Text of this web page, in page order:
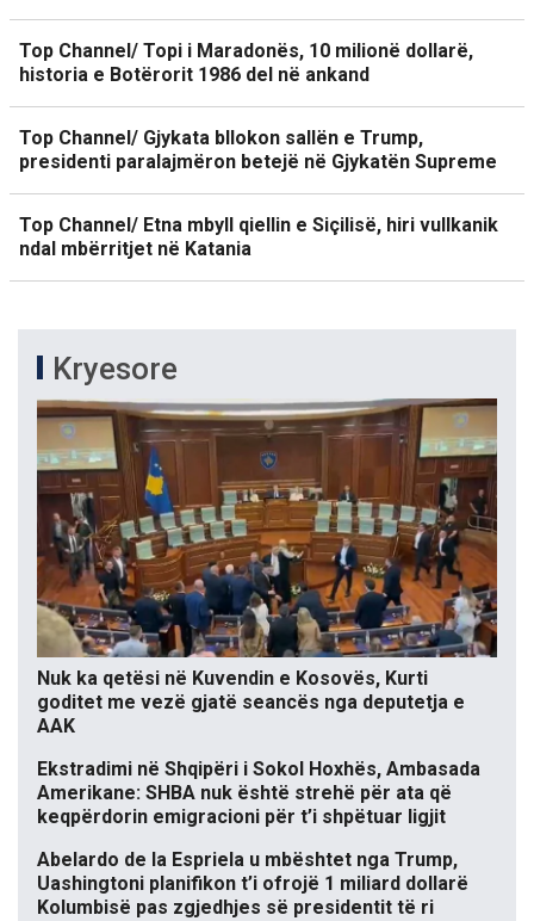
Top Channel/ Topi i Maradonës, 10 milionë dollarë,
historia e Botërorit 1986 del në ankand
Top Channel/ Gjykata bllokon sallën e Trump,
presidenti paralajmëron betejë në Gjykatën Supreme
Top Channel/ Etna mbyll qiellin e Siçilisë, hiri vullkanik
ndal mbërritjet në Katania
Kryesore
Nuk ka qetësi në Kuvendin e Kosovës, Kurti
goditet me vezë gjatë seancës nga deputetja e
AAK
Ekstradimi në Shqipëri i Sokol Hoxhës, Ambasada
Amerikane: SHBA nuk është strehë për ata që
keqpërdorin emigracioni për t’i shpëtuar ligjit
Abelardo de la Espriela u mbështet nga Trump,
Uashingtoni planifikon t’i ofrojë 1 miliard dollarë
Kolumbisë pas zgjedhjes së presidentit të ri